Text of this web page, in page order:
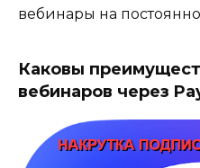
вебинары на
Каковы
вебинаров через